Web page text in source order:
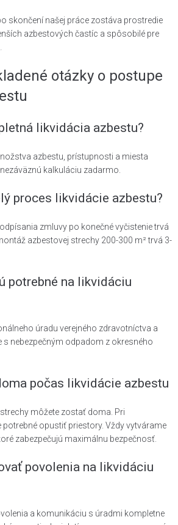
skončení našej práce zostáva prostredie
azbestových častíc a spôsobilé pre
otázky o postupe
likvidácia azbestu?
azbestu, prístupnosti a miesta
kalkuláciu zadarmo.
proces likvidácie azbestu?
zmluvy po konečné vyčistenie trvá
azbestovej strechy 200-300 m² trvá 3-
potrebné na likvidáciu
úradu verejného zdravotníctva a
s nebezpečným odpadom z okresného
počas likvidácie azbestu
môžete zostať doma. Pri
opustiť priestory. Vždy vytvárame
zabezpečujú maximálnu bezpečnosť.
povolenia na likvidáciu
a komunikáciu s úradmi kompletne